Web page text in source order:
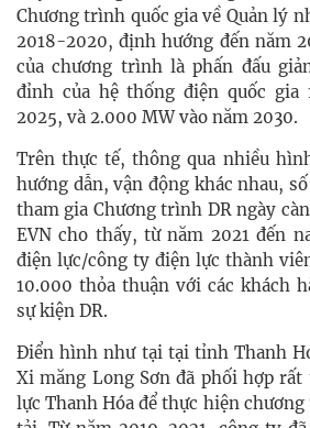
Chương trình quốc gia về Quản lý
2018-2020, định hướng đến năm
của chương trình là phấn đấu
đỉnh của hệ thống điện quốc gia
2025, và 2.000 MW vào năm 2030.
Trên thực tế, thông qua nhiều
hướng dẫn, vận động khác nhau,
tham gia Chương trình DR ngày
EVN cho thấy, từ năm 2021 đến
điện lực/công ty điện lực thành
10.000 thỏa thuận với các khách
sự kiện DR.
Điển hình như tại tại tỉnh Thanh
Xi măng Long Sơn đã phối hợp
lực Thanh Hóa để thực hiện